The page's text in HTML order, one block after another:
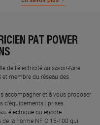
PAT POWER
de l’électricité au savoir-faire
et membre du réseau des
accompagner et à vous proposer
d'équipements : prises
électrique ou encore
la norme NF C 15-100 qui